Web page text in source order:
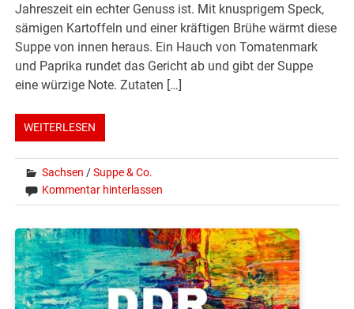
Jahreszeit ein echter Genuss ist. Mit knusprigem Speck,
sämigen Kartoffeln und einer kräftigen Brühe wärmt diese
Suppe von innen heraus. Ein Hauch von Tomatenmark
und Paprika rundet das Gericht ab und gibt der Suppe
eine würzige Note. Zutaten […]
WEITERLESEN
Sachsen /Suppe & Co.
Kommentar hinterlassen